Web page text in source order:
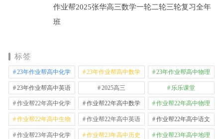
作业帮2025张华高三数学一轮二轮三轮复习全年
班
标签
23年作业帮高中化学 23年作业帮高中数学 23年作业帮高中物理
23年作业帮高中英语 2025高三 乐乐课堂
作业帮22年高中化学 作业帮22年高中数学 作业帮22年高中物理
作业帮22年高中生物 作业帮22年高中英语 作业帮22年高中语文
作业帮23年高中化学 作业帮23年高中历史 作业帮23年高中地理